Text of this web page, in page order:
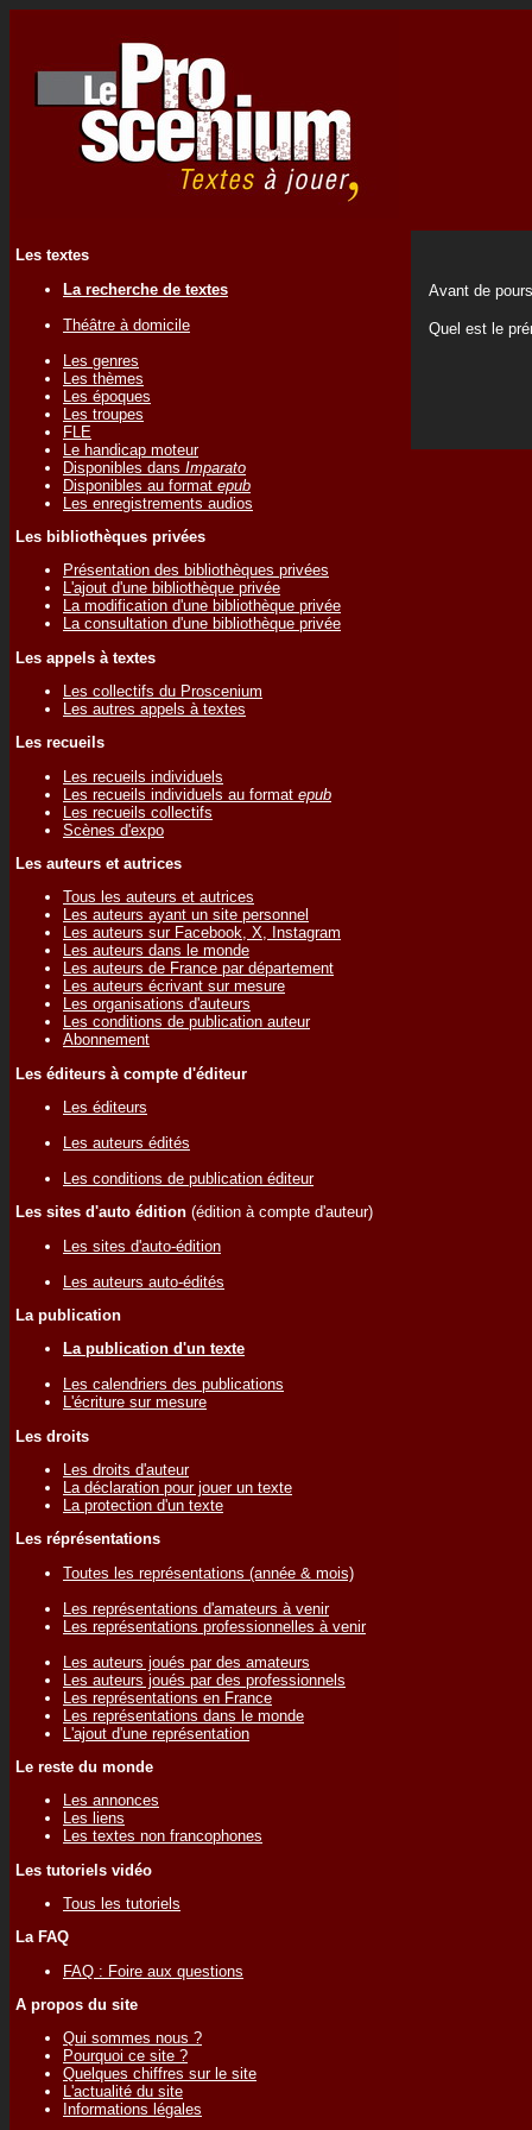
Les textes
La recherche de textes
Théâtre à domicile
Les genres
Les thèmes
Les époques
Les troupes
FLE
Le handicap moteur
Disponibles dans Imparato
Disponibles au format epub
Les enregistrements audios
Les bibliothèques privées
Présentation des bibliothèques privées
L'ajout d'une bibliothèque privée
La modification d'une bibliothèque privée
La consultation d'une bibliothèque privée
Les appels à textes
Les collectifs du Proscenium
Les autres appels à textes
Les recueils
Les recueils individuels
Les recueils individuels au format epub
Les recueils collectifs
Scènes d'expo
Les auteurs et autrices
Tous les auteurs et autrices
Les auteurs ayant un site personnel
Les auteurs sur Facebook, X, Instagram
Les auteurs dans le monde
Les auteurs de France par département
Les auteurs écrivant sur mesure
Les organisations d'auteurs
Les conditions de publication auteur
Abonnement
Les éditeurs à compte d'éditeur
Les éditeurs
Les auteurs édités
Les conditions de publication éditeur
Les sites d'auto édition (édition à compte d'auteur)
Les sites d'auto-édition
Les auteurs auto-édités
La publication
La publication d'un texte
Les calendriers des publications
L'écriture sur mesure
Les droits
Les droits d'auteur
La déclaration pour jouer un texte
La protection d'un texte
Les réprésentations
Toutes les représentations (année & mois)
Les représentations d'amateurs à venir
Les représentations professionnelles à venir
Les auteurs joués par des amateurs
Les auteurs joués par des professionnels
Les représentations en France
Les représentations dans le monde
L'ajout d'une représentation
Le reste du monde
Les annonces
Les liens
Les textes non francophones
Les tutoriels vidéo
Tous les tutoriels
La FAQ
FAQ : Foire aux questions
A propos du site
Qui sommes nous ?
Pourquoi ce site ?
Quelques chiffres sur le site
L'actualité du site
Informations légales
Avant de
Quel est le